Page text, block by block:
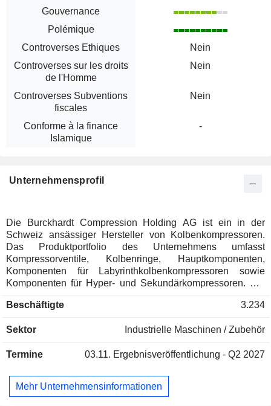
Gouvernance
Polémique
Controverses Ethiques
Nein
Controverses sur les droits
de l'Homme
Nein
Controverses Subventions
fiscales
Nein
Conforme à la finance
Islamique
-
Unternehmensprofil
Die Burckhardt Compression Holding AG ist ein in der
Schweiz ansässiger Hersteller von Kolbenkompressoren.
Das Produktportfolio des Unternehmens umfasst
Kompressorventile, Kolbenringe, Hauptkomponenten,
Komponenten für Labyrinthkolbenkompressoren sowie
Komponenten für Hyper- und Sekundärkompressoren. Die
Unternehmens kommen in den Bereichen Upstream und
in der Gasspeicherung sowie in Raffinerien, der chemischen
zum Einsatz. Das Unternehmen bietet zudem damit
Wartung, Installation, Zustandsüberwachung und Diagnose
sowie Ersatzteile. Es ist in mehr als 80 Ländern vertreten
Beschäftigte 3.234
Sektor Industrielle Maschinen / Zubehör
Termine 03.11. Ergebnisveröffentlichung - Q2 2027
Mehr Unternehmensinformationen